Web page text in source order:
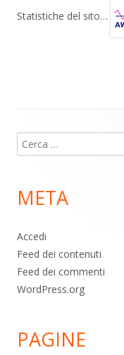
gr s
Statistiche del sito…
piè
pagina
Ricerca
per:
META
Accedi
Feed dei contenuti
Feed dei commenti
WordPress.org
PAGINE